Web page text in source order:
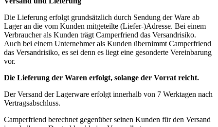
Die Lieferung erfolgt grundsätzlich durch Sendung der Ware ab
Lager an die vom Kunden mitgeteilte (Liefer-)Adresse. Bei einem
Verbraucher als Kunden trägt Camperfriend das Versandrisiko.
Auch bei einem Unternehmer als Kunden übernimmt Camperfriend
das Versandrisiko, es sei denn es liegt eine gesonderte Vereinbarung
vor.
Die Lieferung der Waren erfolgt, solange der Vorrat reicht.
Der Versand der Lagerware erfolgt innerhalb von 7 Werktagen nach
Vertragsabschluss.
Camperfriend berechnet gegenüber seinen Kunden für den Versand